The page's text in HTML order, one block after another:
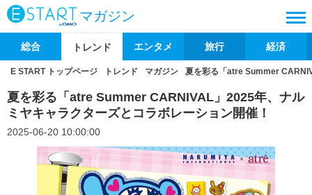
マガジン
総合 トレンド エンタメ 旅行 経済
E START トップページ トレンド マガジン 夏を彩る「atre Summer
夏を彩る「atre Summer CARNIVAL」2025年、ナル
ミヤキャラクターズとコラボレーション開催！
2025-06-20 10:00:00